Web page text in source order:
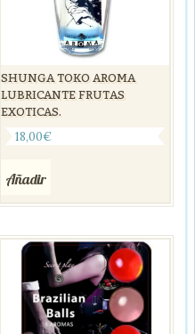
SHUNGA TOKO AROMA
LUBRICANTE FRUTAS
EXOTICAS.
18,00€
Añadir